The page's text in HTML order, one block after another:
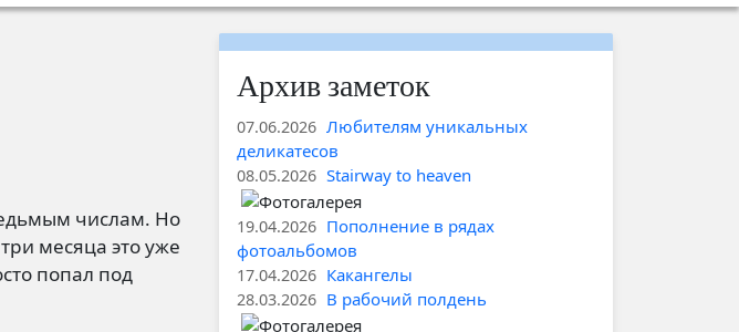
числам. Но
месяца это уже
попал под
Архив заметок
07.06.2026 Любителям уникальных
деликатесов
08.05.2026 Stairway to heaven
19.04.2026 Пополнение в рядах
фотоальбомов
17.04.2026 Какангелы
28.03.2026 В рабочий полдень